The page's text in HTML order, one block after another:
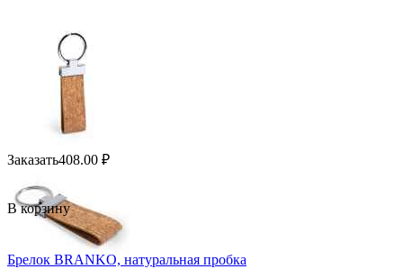
Заказать408.00 ₽
В корзину
Брелок BRANKO, натуральная пробка